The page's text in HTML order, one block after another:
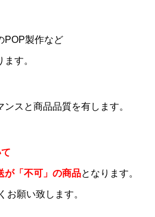
POP製作など
す。
スと商品品質を有します。
が「不可」の商品となります。
お願い致します。